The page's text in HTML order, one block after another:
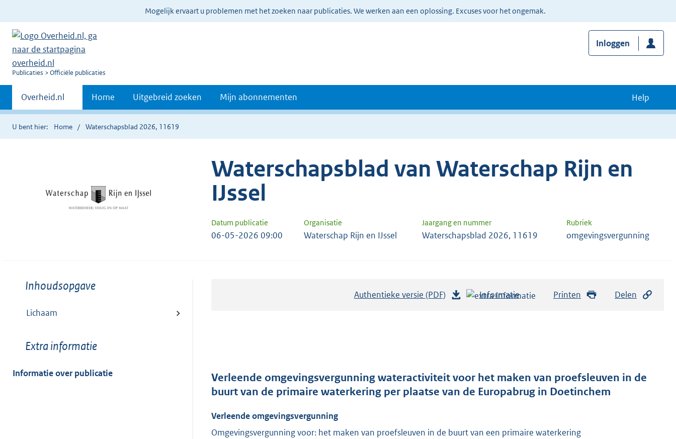
informatie:
Mogelijk ervaart u problemen met het zoeken naar publicaties. We werken aan een oplossing. Excuses voor het ongemak.
U
Publicaties Officiële publicaties
Inloggen
Primaire
navigatie
Andere
sites
binnen
Overheid.nl Home Uitgebreid zoeken Mijn abonnementen Help
U bent hier: Home Waterschapsblad 2026, 11619
Waterschapsblad van Waterschap Rijn en
IJssel
Datum publicatie Organisatie Jaargang en nummer Rubriek
06-05-2026 09:00 Waterschap Rijn en IJssel Waterschapsblad 2026, 11619 omgevingsvergunning
Toon
van:
Inhoudsopgave
Lichaam
Toon
van:
Extra informatie
Informatie over publicatie
Authentieke versie (PDF)
d
s
o
Informatie Printen Delen
Verleende omgevingsvergunning wateractiviteit voor het maken van proefsleuven in de
buurt van de primaire waterkering per plaatse van de Europabrug in Doetinchem
Verleende omgevingsvergunning
Omgevingsvergunning voor: het maken van proefsleuven in de buurt van een primaire waterkering